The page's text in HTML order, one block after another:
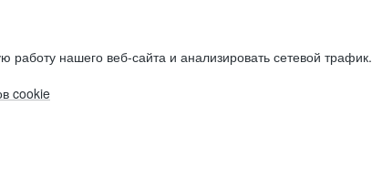
нашего веб-сайта и анализировать сетевой трафик.
cookie